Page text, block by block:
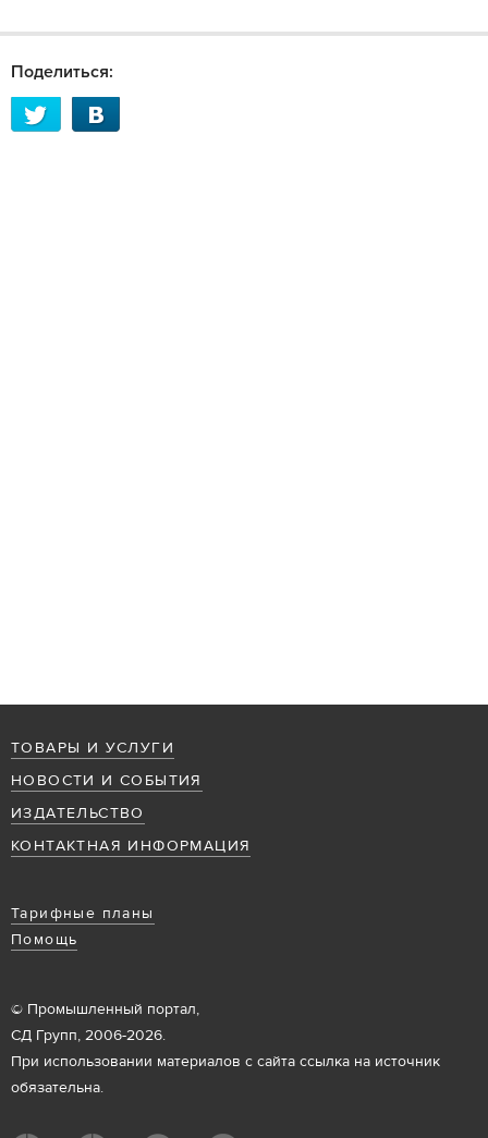
Поделиться:
ТОВАРЫ И УСЛУГИ
НОВОСТИ И СОБЫТИЯ
ИЗДАТЕЛЬСТВО
КОНТАКТНАЯ ИНФОРМАЦИЯ
Тарифные планы
Помощь
© Промышленный портал,
СД Групп, 2006-2026.
При использовании материалов с сайта ссылка на источник
обязательна.